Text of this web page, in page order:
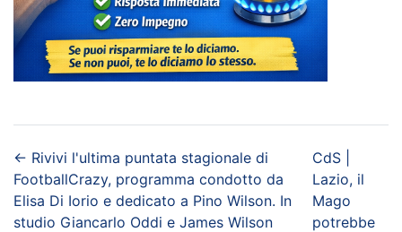
← Rivivi l'ultima puntata stagionale di
FootballCrazy, programma condotto da
Elisa Di Iorio e dedicato a Pino Wilson. In
studio Giancarlo Oddi e James Wilson
CdS |
Lazio, il
Mago
potrebbe